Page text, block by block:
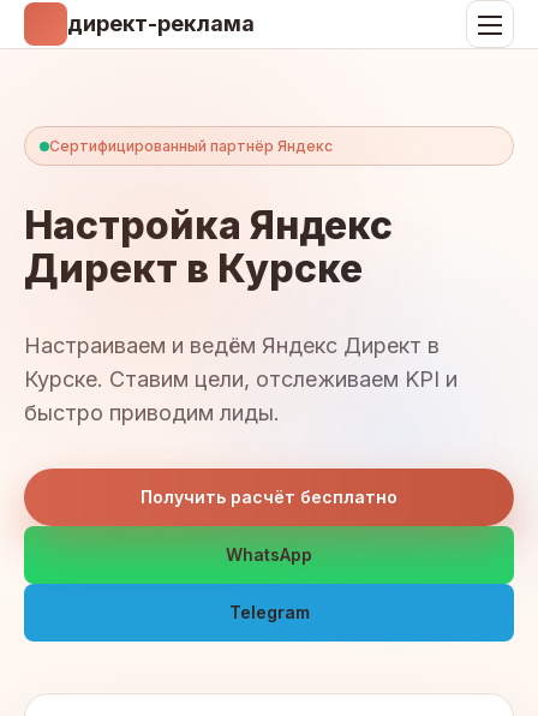
директ-реклама
Сертифицированный партнёр Яндекс
Настройка Яндекс
Директ в Курске
Настраиваем и ведём Яндекс Директ в
Курске. Ставим цели, отслеживаем KPI и
быстро приводим лиды.
Получить расчёт бесплатно
WhatsApp
Telegram